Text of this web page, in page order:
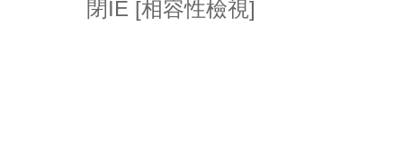
閉IE [相容性檢視]